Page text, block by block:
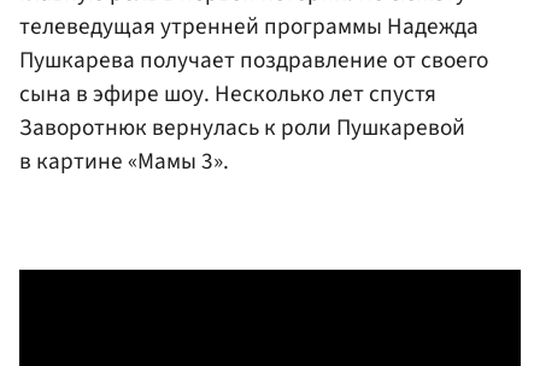
телеведущая утренней программы Надежда
Пушкарева получает поздравление от своего
сына в эфире шоу. Несколько лет спустя
Заворотнюк вернулась к роли Пушкаревой
в картине «Мамы 3».